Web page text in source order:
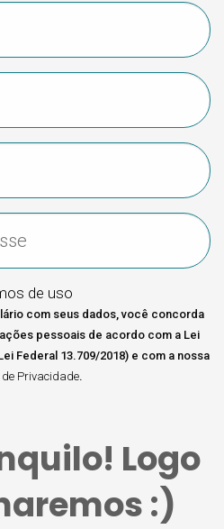
de uso
com seus dados, você concorda
pessoais de acordo com a Lei
Federal 13.709/2018) e com a nossa
de Privacidade.
Logo
:)